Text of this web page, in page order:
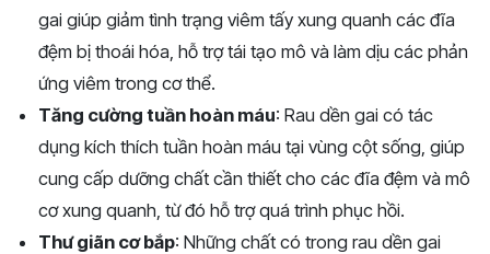
gai giúp giảm tình trạng viêm tấy xung quanh các đĩa
đệm bị thoái hóa, hỗ trợ tái tạo mô và làm dịu các phản
ứng viêm trong cơ thể.
Tăng cường tuần hoàn máu: Rau dền gai có tác
dụng kích thích tuần hoàn máu tại vùng cột sống, giúp
cung cấp dưỡng chất cần thiết cho các đĩa đệm và mô
cơ xung quanh, từ đó hỗ trợ quá trình phục hồi.
Thư giãn cơ bắp: Những chất có trong rau dền gai